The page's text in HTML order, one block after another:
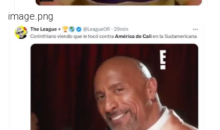
image.png